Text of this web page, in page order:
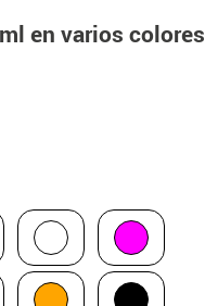
en varios colores